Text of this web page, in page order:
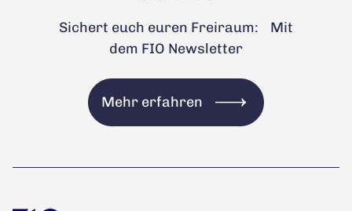
Sichert euch euren Freiraum: Mit
dem FIO Newsletter
Mehr erfahren